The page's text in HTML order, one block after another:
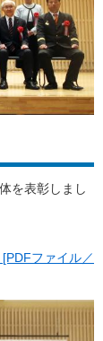
を表彰しまし
ファイル／